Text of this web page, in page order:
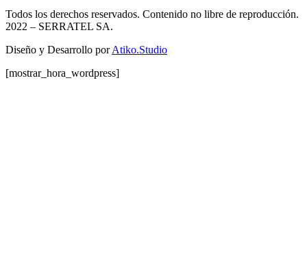
Todos los derechos reservados. Contenido no libre de reproducción.
2022 – SERRATEL SA.
Diseño y Desarrollo porAtiko.Studio
[mostrar_hora_wordpress]